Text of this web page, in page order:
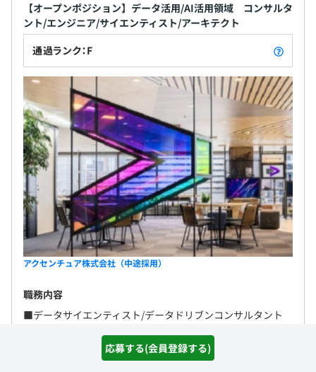
応募する(会員登録する)
【オープンポジション】データ活用/AI活用領域 コンサルタ
ント/エンジニア/サイエンティスト/アーキテクト
通過ランク：F
アクセンチュア株式会社（中途採用）
職務内容
■データサイエンティスト/データドリブンコンサルタント
知識と業界専門を駆使してコンサルティングサービスを提供
し、日本のトップ企業のデータ...詳しく見る